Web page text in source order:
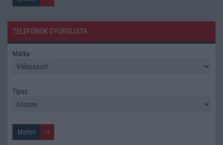
TELEFONOK GYORSLISTA
Márka :
Tipus :